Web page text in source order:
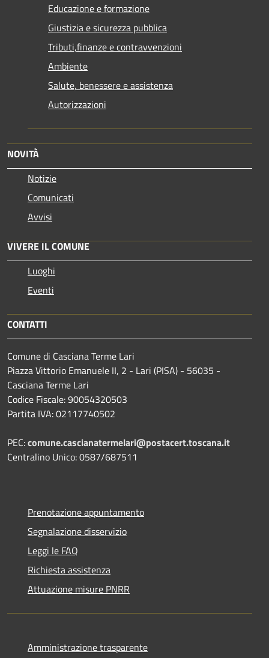
Educazione e formazione
Giustizia e sicurezza pubblica
Tributi,finanze e contravvenzioni
Ambiente
Salute, benessere e assistenza
Autorizzazioni
NOVITÀ
Notizie
Comunicati
Avvisi
VIVERE IL COMUNE
Luoghi
Eventi
CONTATTI
Comune di Casciana Terme Lari
Piazza Vittorio Emanuele II, 2 - Lari (PISA) - 56035 -
Casciana Terme Lari
Codice Fiscale: 90054320503
Partita IVA: 02117740502
PEC:comune.cascianatermelari@postacert.toscana.it
Centralino Unico: 0587/687511
Prenotazione appuntamento
Segnalazione disservizio
Leggi le FAQ
Richiesta assistenza
Attuazione misure PNRR
Amministrazione trasparente